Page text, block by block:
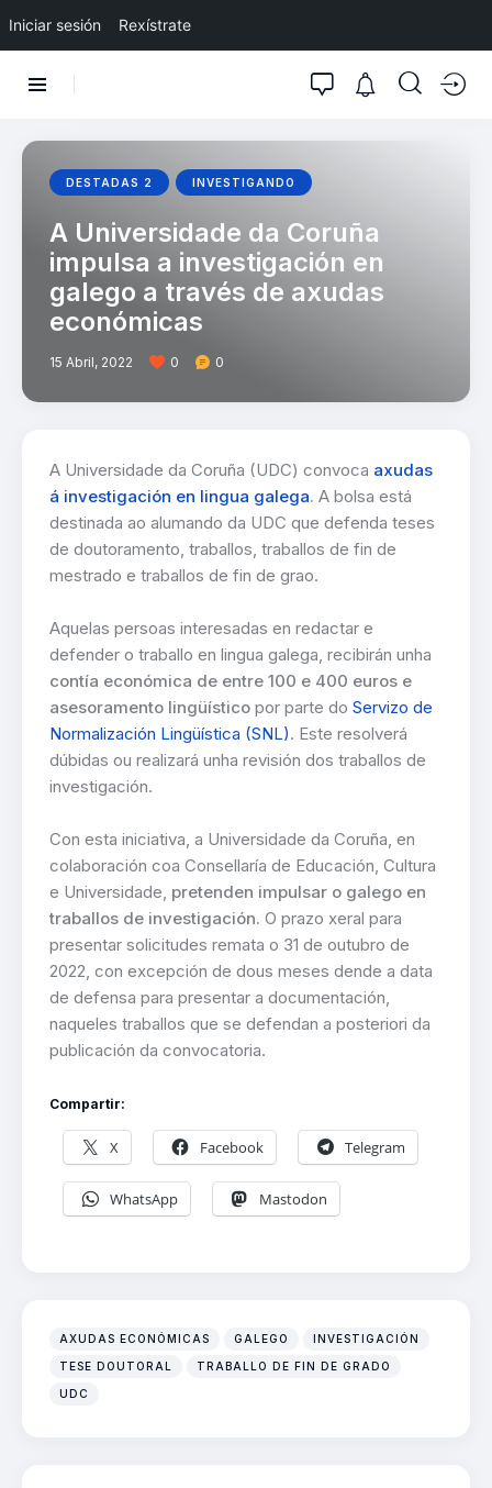
Iniciar sesión Rexístrate
DESTADAS 2 INVESTIGANDO
A Universidade da Coruña
impulsa a investigación en
galego a través de axudas
económicas
15 Abril, 2022 0 0
A Universidade da Coruña (UDC) convoca axudas
á investigación en lingua galega. A bolsa está
destinada ao alumando da UDC que defenda teses
de doutoramento, traballos, traballos de fin de
mestrado e traballos de fin de grao.
Aquelas persoas interesadas en redactar e
defender o traballo en lingua galega, recibirán unha
contía económica de entre 100 e 400 euros e
asesoramento lingüístico por parte do Servizo de
Normalización Lingüística (SNL). Este resolverá
dúbidas ou realizará unha revisión dos traballos de
investigación.
Con esta iniciativa, a Universidade da Coruña, en
colaboración coa Consellaría de Educación, Cultura
e Universidade, pretenden impulsar o galego en
traballos de investigación. O prazo xeral para
presentar solicitudes remata o 31 de outubro de
2022, con excepción de dous meses dende a data
de defensa para presentar a documentación,
naqueles traballos que se defendan a posteriori da
publicación da convocatoria.
Compartir:
X Facebook Telegram
WhatsApp Mastodon
AXUDAS ECONÓMICAS GALEGO INVESTIGACIÓN
TESE DOUTORAL TRABALLO DE FIN DE GRADO
UDC